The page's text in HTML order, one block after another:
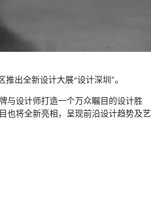
出全新设计大展“设计深圳”。
与设计师打造一个万众瞩目的设计胜
也将全新亮相，呈现前沿设计趋势及艺